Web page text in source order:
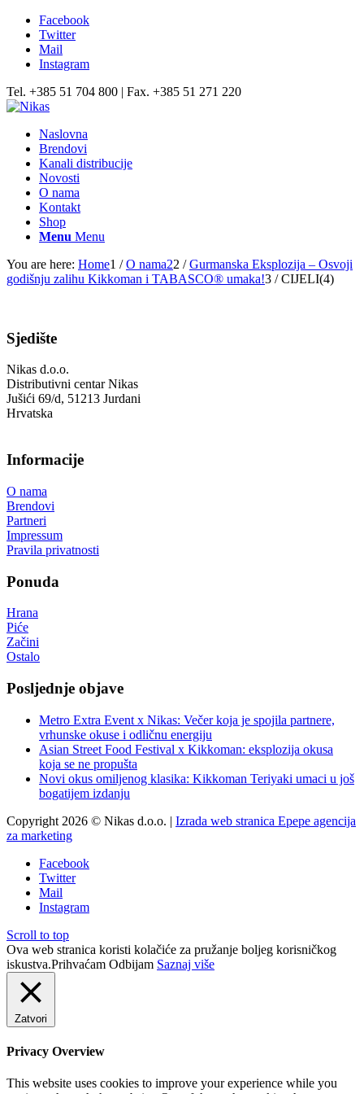
Facebook
Twitter
Mail
Instagram
Tel. +385 51 704 800 | Fax. +385 51 271 220
Naslovna
Brendovi
Kanali distribucije
Novosti
O nama
Kontakt
Shop
Menu Menu
You are here: Home1 / O nama22 / Gurmanska Eksplozija – Osvoji
godišnju zalihu Kikkoman i TABASCO® umaka!3 / CIJELI(4)
Sjedište
Nikas d.o.o.
Distributivni centar Nikas
Jušići 69/d, 51213 Jurdani
Hrvatska
Informacije
O nama
Brendovi
Partneri
Impressum
Pravila privatnosti
Ponuda
Hrana
Piće
Začini
Ostalo
Posljednje objave
Metro Extra Event x Nikas: Večer koja je spojila partnere,
vrhunske okuse i odličnu energiju
Asian Street Food Festival x Kikkoman: eksplozija okusa
koja se ne propušta
Novi okus omiljenog klasika: Kikkoman Teriyaki umaci u još
bogatijem izdanju
Copyright 2026 © Nikas d.o.o. | Izrada web stranica Epepe agencija
za marketing
Facebook
Twitter
Mail
Instagram
Scroll to top
Ova web stranica koristi kolačiće za pružanje boljeg korisničkog
iskustva.Prihvaćam Odbijam Saznaj više
Zatvori
Privacy Overview
This website uses cookies to improve your experience while you